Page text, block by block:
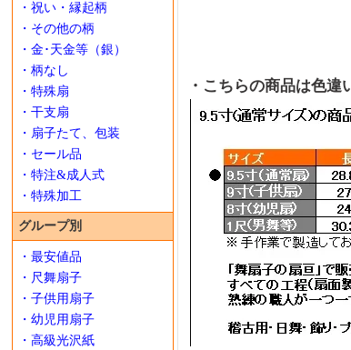
・祝い・縁起柄
・その他の柄
・金･天金等（銀）
・柄なし
・特殊扇
・干支扇
・扇子たて、包装
・セール品
・特注&成人式
・特殊加工
グループ別
・最安値品
・尺舞扇子
・子供用扇子
・幼児用扇子
・高級光沢紙
・こちらの商品は色